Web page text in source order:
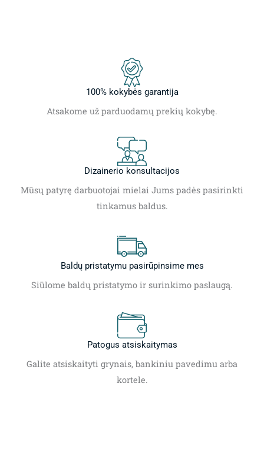
100% kokybės garantija
Atsakome už parduodamų prekių kokybę.
Dizainerio konsultacijos
Mūsų patyrę darbuotojai mielai Jums padės pasirinkti
tinkamus baldus.
Baldų pristatymu pasirūpinsime mes
Siūlome baldų pristatymo ir surinkimo paslaugą.
Patogus atsiskaitymas
Galite atsiskaityti grynais, bankiniu pavedimu arba
kortele.